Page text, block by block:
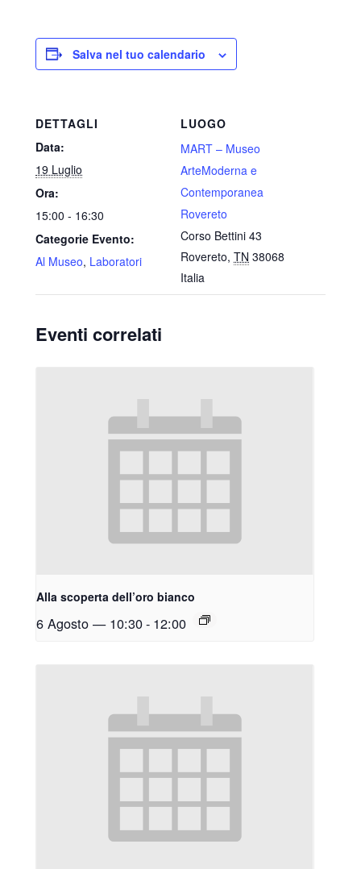
Salva nel tuo calendario
DETTAGLI
Data:
19 Luglio
Ora:
15:00 - 16:30
Categorie Evento:
Al Museo, Laboratori
LUOGO
MART – Museo
ArteModerna e
Contemporanea
Rovereto
Corso Bettini 43
Rovereto, TN 38068
Italia
Eventi correlati
Alla scoperta dell’oro bianco
6 Agosto — 10:30- 12:00